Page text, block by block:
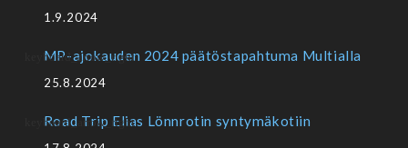
1.9.2024
MP-ajokauden 2024 päätöstapahtuma Multialla
25.8.2024
Road Trip Elias Lönnrotin syntymäkotiin